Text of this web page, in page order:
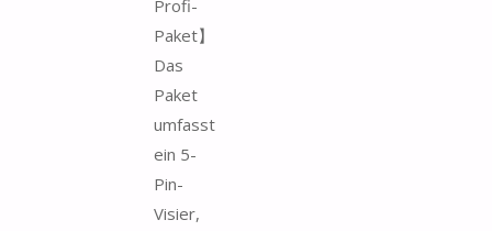
Profi-
Paket】
Das
Paket
umfasst
ein 5-
Pin-
Visier,